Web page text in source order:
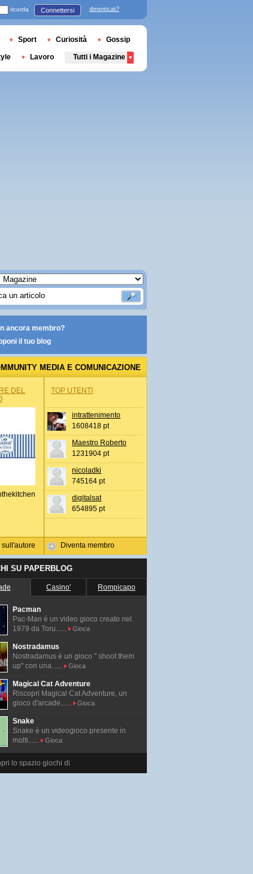
ancora membro?
il tuo blog
MEDIA E COMUNICAZIONE
DEL
sull'autore
TOP UTENTI
intrattenimento
1608418 pt
Maestro Roberto
1231904 pt
nicoladki
745164 pt
digitalsat
654895 pt
Diventa membro
SU PAPERBLOG
Casino' Rompicapo
Pacman
Pac-Man é un video gioco creato nel
1979 da Toru......
Gioca
Nostradamus
Nostradamus è un gioco " shoot them
up" con una......
Gioca
Magical Cat Adventure
Riscopri Magical Cat Adventure, un
gioco d'arcade......
Gioca
Snake
Snake è un videogioco presente in
molti......
Gioca
lo spazio giochi di
ricorda Connettersi dimenticati?
Sport Curiosità Gossip
Lavoro Tutti i Magazine